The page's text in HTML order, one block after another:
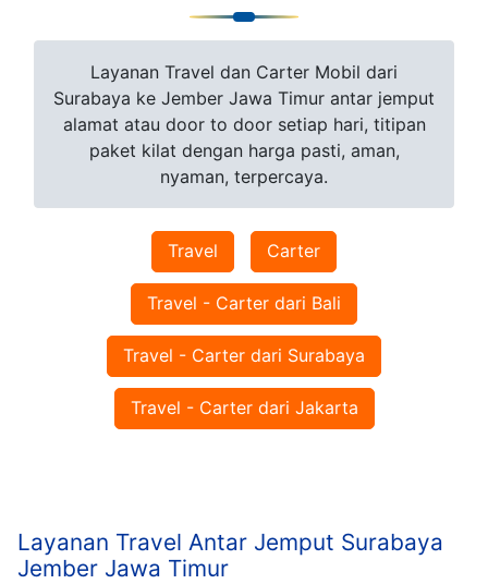
Layanan Travel dan Carter Mobil dari
Surabaya ke Jember Jawa Timur antar jemput
alamat atau door to door setiap hari, titipan
paket kilat dengan harga pasti, aman,
nyaman, terpercaya.
Travel Carter
Travel - Carter dari Bali
Travel - Carter dari Surabaya
Travel - Carter dari Jakarta
Layanan Travel Antar Jemput Surabaya
Jember Jawa Timur